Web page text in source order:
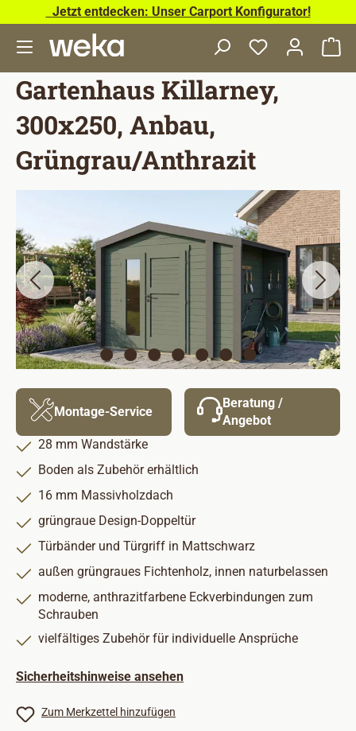
Zum Hauptinhalt springen
Jetzt entdecken: Unser Carport Konfigurator!
Gartenhaus Killarney,
300x250, Anbau,
Grüngrau/Anthrazit
Montage-Service
Beratung /
Angebot
28 mm Wandstärke
Boden als Zubehör erhältlich
16 mm Massivholzdach
grüngraue Design-Doppeltür
Türbänder und Türgriff in Mattschwarz
außen grüngraues Fichtenholz, innen naturbelassen
moderne, anthrazitfarbene Eckverbindungen zum
Schrauben
vielfältiges Zubehör für individuelle Ansprüche
Sicherheitshinweise ansehen
Zum Merkzettel hinzufügen